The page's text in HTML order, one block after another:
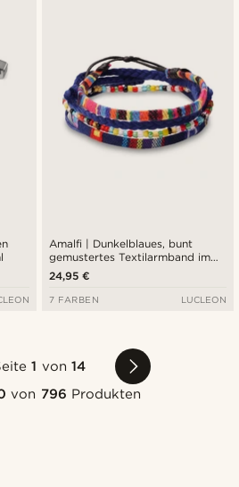
Amalfi | Dunkelblaues, bunt
gemustertes Textilarmband im
Surfer-Style
24,95 €
7 FARBEN LUCLEON
1 von 14
von 796 Produkten